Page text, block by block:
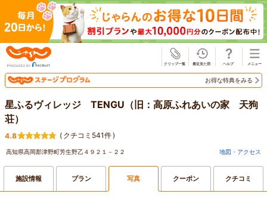
お得な特典をみる
星ふるヴィレッジ TENGU（旧：高原ふれあいの家 天狗
荘）
4.8 ( クチコミ541件)
高知県高岡郡津野町芳生野乙４９２１－２２ 地図・アクセス
施設情報 プラン 写真 クーポン クチコミ